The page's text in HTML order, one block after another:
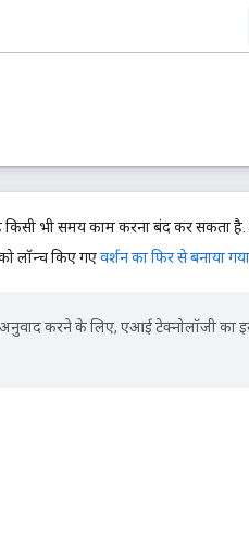
भी समय काम करना बंद कर सकता
लॉन्च किए गएवर्शन का फिर से बनाया
करने के लिए, एआई टेक्नोलॉजी का